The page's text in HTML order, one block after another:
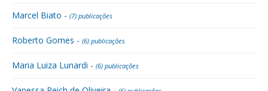
Marcel Biato - (7) publicações
Roberto Gomes - (6) publicações
Maria Luiza Lunardi - (6) publicações